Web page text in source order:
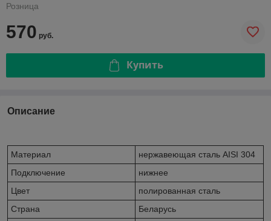
Розница
570 руб.
Купить
Описание
Материал
нержавеющая сталь AISI 304
Подключение
нижнее
Цвет
полированная сталь
Страна
Беларусь